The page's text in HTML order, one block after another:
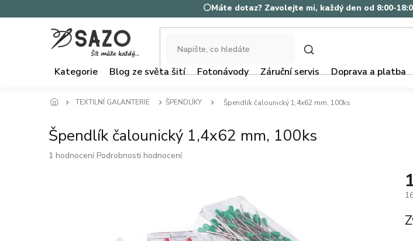
na
⚪Máte dotaz? Zavolejte mi, každý den od 8:00-
HLEDAT
Kategorie Blog ze světa šití Fotonávody Záruční servis Doprava a platba
TEXTILNÍ GALANTERIE ŠPENDLÍKY Špendlík čalounický 1,4x62 mm, 100ks
Špendlík čalounický 1,4x62 mm, 100ks
Průměrné
1 hodnocení Podrobnosti hodnocení